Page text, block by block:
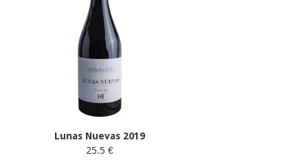
Lunas Nuevas 2019
25.5 €